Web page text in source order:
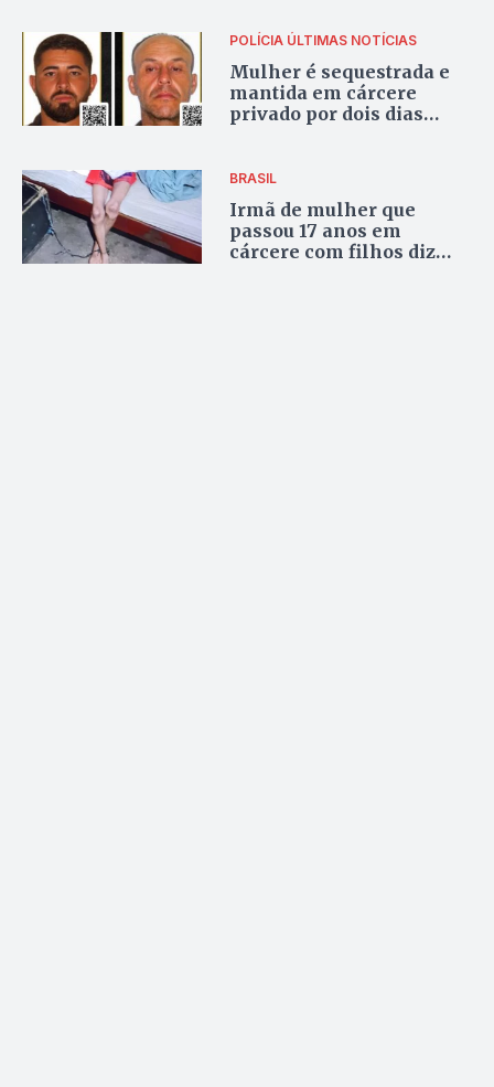
POLÍCIA ÚLTIMAS NOTÍCIAS
Mulher é sequestrada e
mantida em cárcere
privado por dois dias
BRASIL
Irmã de mulher que
passou 17 anos em
cárcere com filhos diz